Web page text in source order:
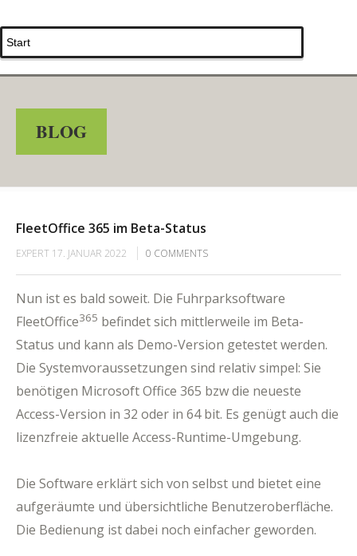
BLOG
FleetOffice 365 im Beta-Status
EXPERT 17. JANUAR 2022 0 COMMENTS
Nun ist es bald soweit. Die Fuhrparksoftware
FleetOffice365 befindet sich mittlerweile im Beta-
Status und kann als Demo-Version getestet werden.
Die Systemvoraussetzungen sind relativ simpel: Sie
benötigen Microsoft Office 365 bzw die neueste
Access-Version in 32 oder in 64 bit. Es genügt auch die
lizenzfreie aktuelle Access-Runtime-Umgebung.
Die Software erklärt sich von selbst und bietet eine
aufgeräumte und übersichtliche Benutzeroberfläche.
Die Bedienung ist dabei noch einfacher geworden.